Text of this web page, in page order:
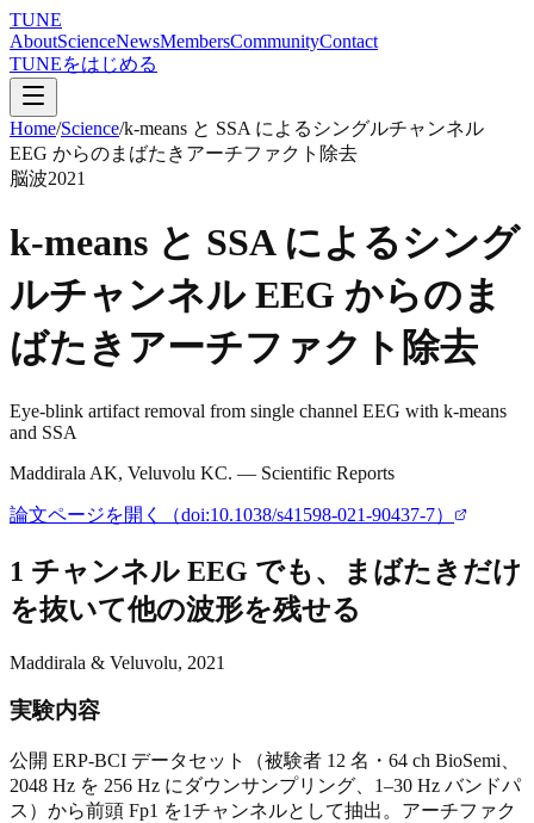
TUNE
AboutScienceNewsMembersCommunityContact
TUNEをはじめる
Home/Science/k-means と SSA によるシングルチャンネル
EEG からのまばたきアーチファクト除去
脳波2021
k-means と SSA によるシング
ルチャンネル EEG からのま
ばたきアーチファクト除去
Eye-blink artifact removal from single channel EEG with k-means
and SSA
Maddirala AK, Veluvolu KC. — Scientific Reports
論文ページを開く（doi:10.1038/s41598-021-90437-7）
1 チャンネル EEG でも、まばたきだけ
を抜いて他の波形を残せる
Maddirala & Veluvolu, 2021
実験内容
公開 ERP-BCI データセット（被験者 12 名・64 ch BioSemi、
2048 Hz を 256 Hz にダウンサンプリング、1–30 Hz バンドパ
ス）から前頭 Fp1 を1チャンネルとして抽出。アーチファク